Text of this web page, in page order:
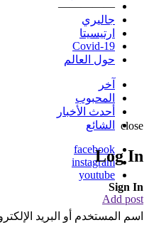
—————
جاليري
ارتيسيتا
Covid-19
حول العالم
آخر
المحبوب
أحدث الأخبار
الشائع
facebook
instagram
youtube
Add post
close
Log In
Sign In
اسم المستخدم أو البريد